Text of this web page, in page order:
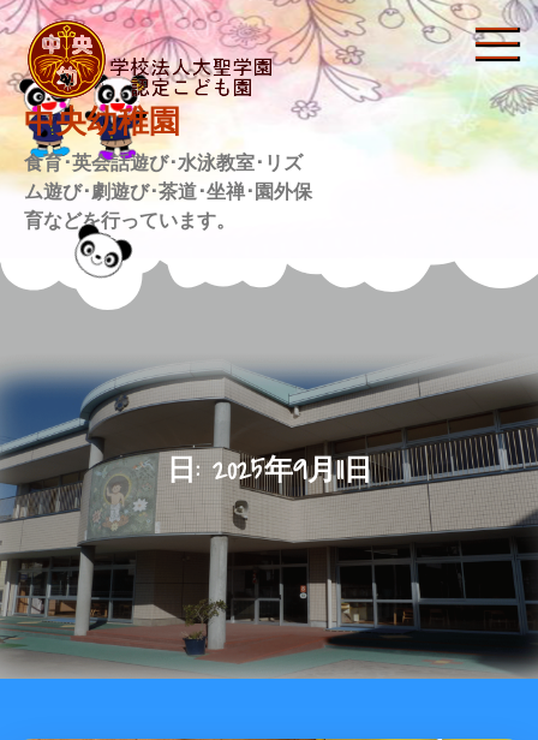
Skip
to
content
中央幼稚園
食育･英会話遊び･水泳教室･リズ
ム遊び･劇遊び･茶道･坐禅･園外保
育などを行っています。
日: 2025年9月11日